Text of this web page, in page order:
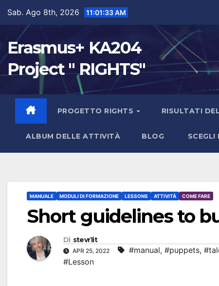
Sab. Ago 8th, 2026 11:01:34 AM
Erasmus+ KA204
Project " RIGHTS"
PROGETTO RIGHTS RISULTATI
ALBUM DELLE ATTIVITÀ BLOG SCEGLI
MANUALE MODULI DI FORMAZIONE LESSONS ATTIVITÀ COME FARE
Short guidelines to
Di stevr1it
APR 25, 2022 #manual, #puppets,
#Lesson